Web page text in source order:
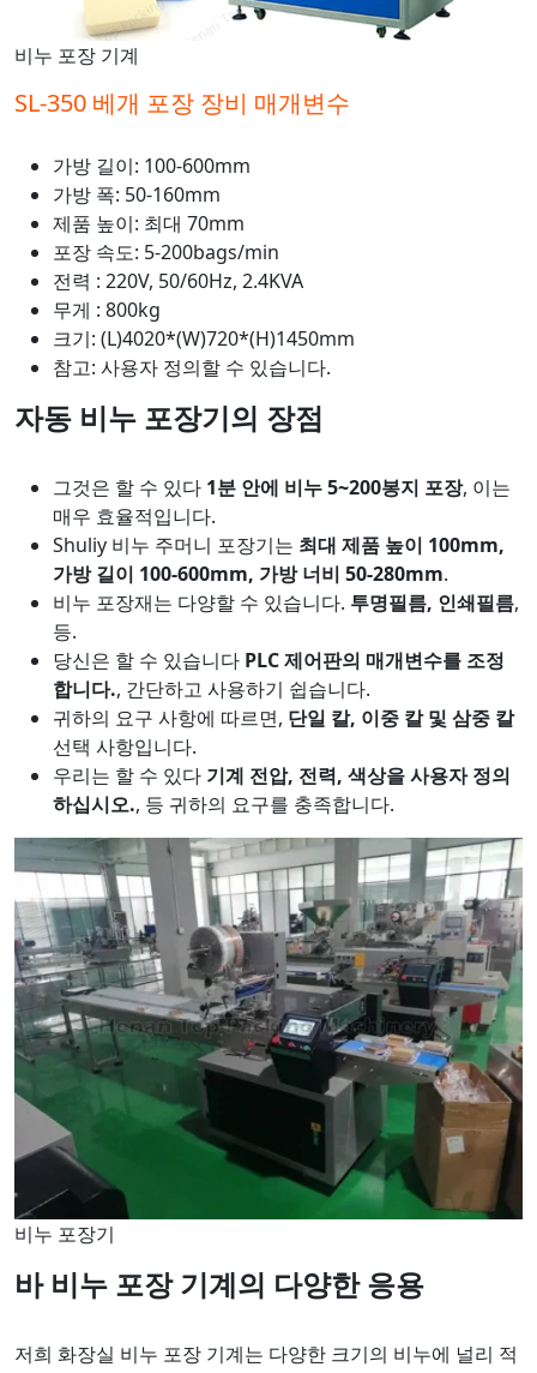
비누 포장 기계
SL-350 베개 포장 장비 매개변수
가방 길이: 100-600mm
가방 폭: 50-160mm
제품 높이: 최대 70mm
포장 속도: 5-200bags/min
전력 : 220V, 50/60Hz, 2.4KVA
무게 : 800kg
크기: (L)4020*(W)720*(H)1450mm
참고: 사용자 정의할 수 있습니다.
자동 비누 포장기의 장점
그것은 할 수 있다 1분 안에 비누 5~200봉지 포장, 이는
매우 효율적입니다.
Shuliy 비누 주머니 포장기는 최대 제품 높이 100mm,
가방 길이 100-600mm, 가방 너비 50-280mm.
비누 포장재는 다양할 수 있습니다. 투명필름, 인쇄필름,
등.
당신은 할 수 있습니다 PLC 제어판의 매개변수를 조정
합니다., 간단하고 사용하기 쉽습니다.
귀하의 요구 사항에 따르면, 단일 칼, 이중 칼 및 삼중 칼
선택 사항입니다.
우리는 할 수 있다 기계 전압, 전력, 색상을 사용자 정의
하십시오., 등 귀하의 요구를 충족합니다.
비누 포장기
바 비누 포장 기계의 다양한 응용
저희 화장실 비누 포장 기계는 다양한 크기의 비누에 널리 적